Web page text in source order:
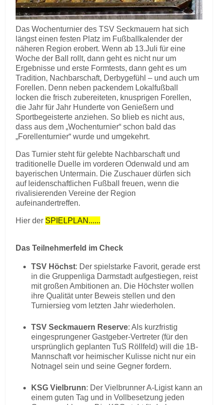
Das Wochenturnier des TSV Seckmauern hat sich
längst einen festen Platz im Fußballkalender der
näheren Region erobert. Wenn ab 13.Juli für eine
Woche der Ball rollt, dann geht es nicht nur um
Ergebnisse und erste Formtests, dann geht es um
Tradition, Nachbarschaft, Derbygefühl – und auch um
Forellen. Denn neben packendem Lokalfußball
locken die frisch zubereiteten, knusprigen Forellen,
die Jahr für Jahr Hunderte von Genießern und
Sportbegeisterte anziehen. So blieb es nicht aus,
dass aus dem „Wochenturnier“ schon bald das
„Forellenturnier“ wurde und umgekehrt.
Das Turnier steht für gelebte Nachbarschaft und
traditionelle Duelle im vorderen Odenwald und am
bayerischen Untermain. Die Zuschauer dürfen sich
auf leidenschaftlichen Fußball freuen, wenn die
rivalisierenden Vereine der Region
aufeinandertreffen.
Hier der SPIELPLAN......
Das Teilnehmerfeld im Check
TSV Höchst: Der spielstarke Favorit, gerade erst
in die Gruppenliga Darmstadt aufgestiegen, reist
mit großen Ambitionen an. Die Höchster wollen
ihre Qualität unter Beweis stellen und den
Turniersieg vom letzten Jahr wiederholen.
TSV Seckmauern Reserve: Als kurzfristig
eingesprungener Gastgeber-Vertreter (für den
ursprünglich geplanten TuS Röllfeld) will die 1B-
Mannschaft vor heimischer Kulisse nicht nur ein
Notnagel sein und seine Gegner fordern.
KSG Vielbrunn: Der Vielbrunner A-Ligist kann an
einem guten Tag und in Vollbesetzung jeden